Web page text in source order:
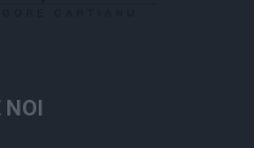
NOI